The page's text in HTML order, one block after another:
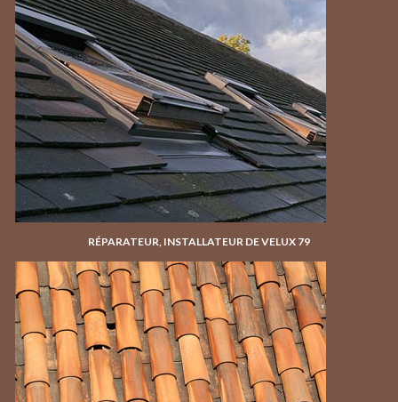
RÉPARATEUR, INSTALLATEUR DE VELUX 79